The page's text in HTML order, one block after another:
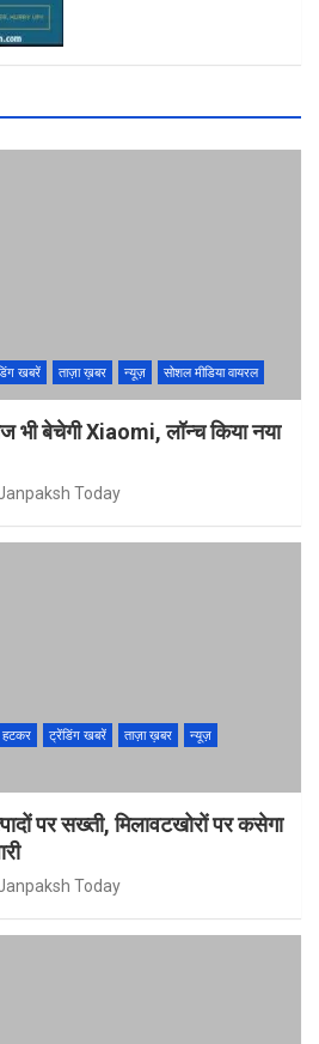
खबरें ताज़ा ख़बर न्यूज़ सोशल मीडिया वायरल
भी बेचेगी Xiaomi, लॉन्च किया नया
Today
ट्रेंडिंग खबरें ताज़ा ख़बर
न्यूज़
पर सख्ती, मिलावटखोरों पर कसेगा
Today